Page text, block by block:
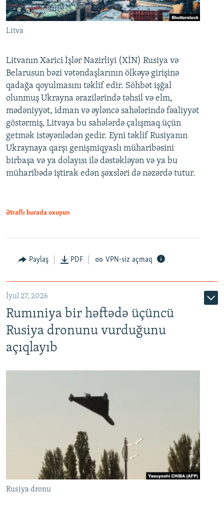
Litva
Litvanın Xarici İşlər Nazirliyi (XİN) Rusiya və
Belarusun bəzi vətəndaşlarının ölkəyə girişinə
qadağa qoyulmasını təklif edir. Söhbət işğal
olunmuş Ukrayna ərazilərində təhsil və elm,
mədəniyyət, idman və əyləncə sahələrində fəaliyyət
göstərmiş, Litvaya bu sahələrdə çalışmaq üçün
getmək istəyənlədən gedir. Eyni təklif Rusiyanın
Ukraynaya qarşı genişmiqyaslı müharibəsini
birbaşa və ya dolayısı ilə dəstəkləyən və ya bu
müharibədə iştirak edən şəxsləri də nəzərdə tutur.
Ətraflı burada oxuyun
Paylaş PDF VPN-siz açmaq
İyul 27, 2026
Rumıniya bir həftədə üçüncü
Rusiya dronunu vurduğunu
açıqlayıb
Rusiya dronu